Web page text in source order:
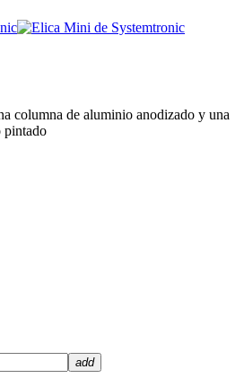
columna de aluminio anodizado y una
pintado
add